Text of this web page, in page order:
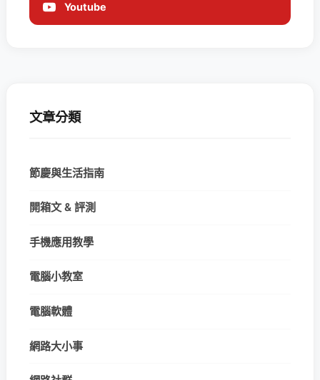
Youtube
文章分類
節慶與生活指南
開箱文 & 評測
手機應用教學
電腦小教室
電腦軟體
網路大小事